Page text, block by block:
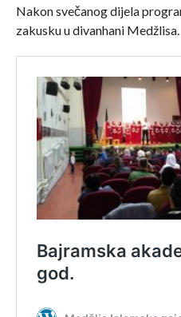
Nakon svečanog dijela
zakusku u divanhani Medžlisa.